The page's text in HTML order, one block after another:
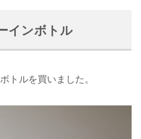
インボトル
トルを買いました。